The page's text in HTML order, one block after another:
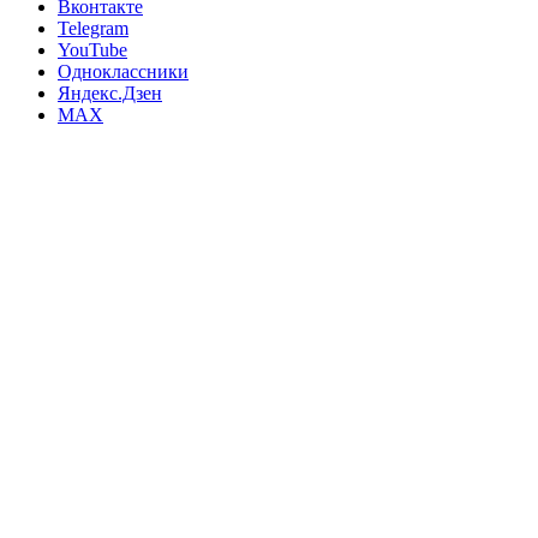
Вконтакте
Telegram
YouTube
Одноклассники
Яндекс.Дзен
MAX